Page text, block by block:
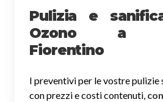
Pulizia e
Ozono a
Fiorentino
I preventivi per le vostre pulizie
con prezzi e costi contenuti,